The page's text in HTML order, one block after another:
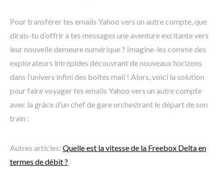
Pour transférer tes emails Yahoo vers un autre compte, que
dirais-tu d’offrir à tes messages une aventure excitante vers
leur nouvelle demeure numérique ? Imagine-les comme des
explorateurs intrépides découvrant de nouveaux horizons
dans l’univers infini des boîtes mail ! Alors, voici la solution
pour faire voyager tes emails Yahoo vers un autre compte
avec la grâce d’un chef de gare orchestrant le départ de son
train :
Autres articles: Quelle est la vitesse de la Freebox Delta en
termes de débit ?